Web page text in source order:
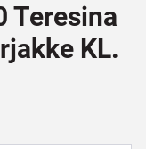
Teresina
KL.